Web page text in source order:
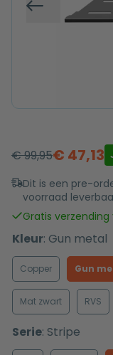
Vorige
€99,95
Oorspronkelijke
prijs
was:
€ 99,95.
€ 47,13
Huidige
prijs
€ 47,13.
Dit is een pre-
voorraad
Gratis
Kleur: Gun metal
Copper Gun
Mat zwart RVS
Serie: Stripe